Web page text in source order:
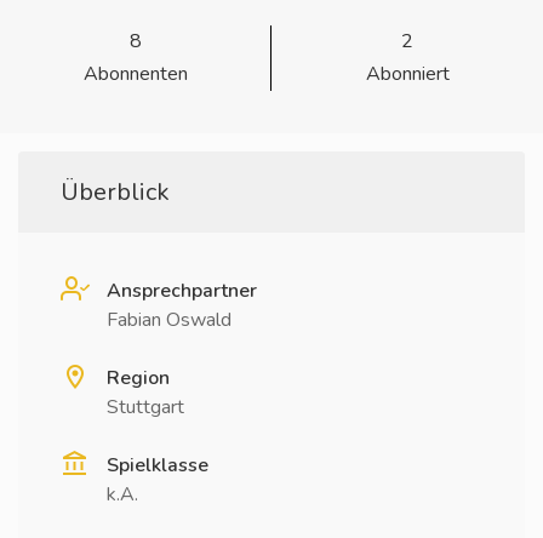
8
Abonnenten
2
Abonniert
Überblick
Ansprechpartner
Fabian Oswald
Region
Stuttgart
Spielklasse
k.A.